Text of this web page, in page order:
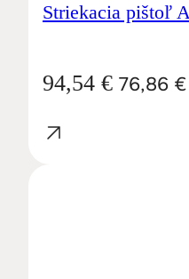
Striekacia pištoľ
94,54 € 76,86 €